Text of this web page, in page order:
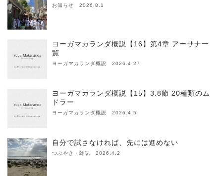
お知らせ 2026.8.1
ヨーガマカランダ概説【16】第4章 アーサナ一
覧
ヨーガマカランダ概説 2026.4.27
ヨーガマカランダ概説【15】3.8節 20種類のム
ドラー
ヨーガマカランダ概説 2026.4.5
自分で試さなければ、先には進めない
つぶやき・雑記 2026.4.2